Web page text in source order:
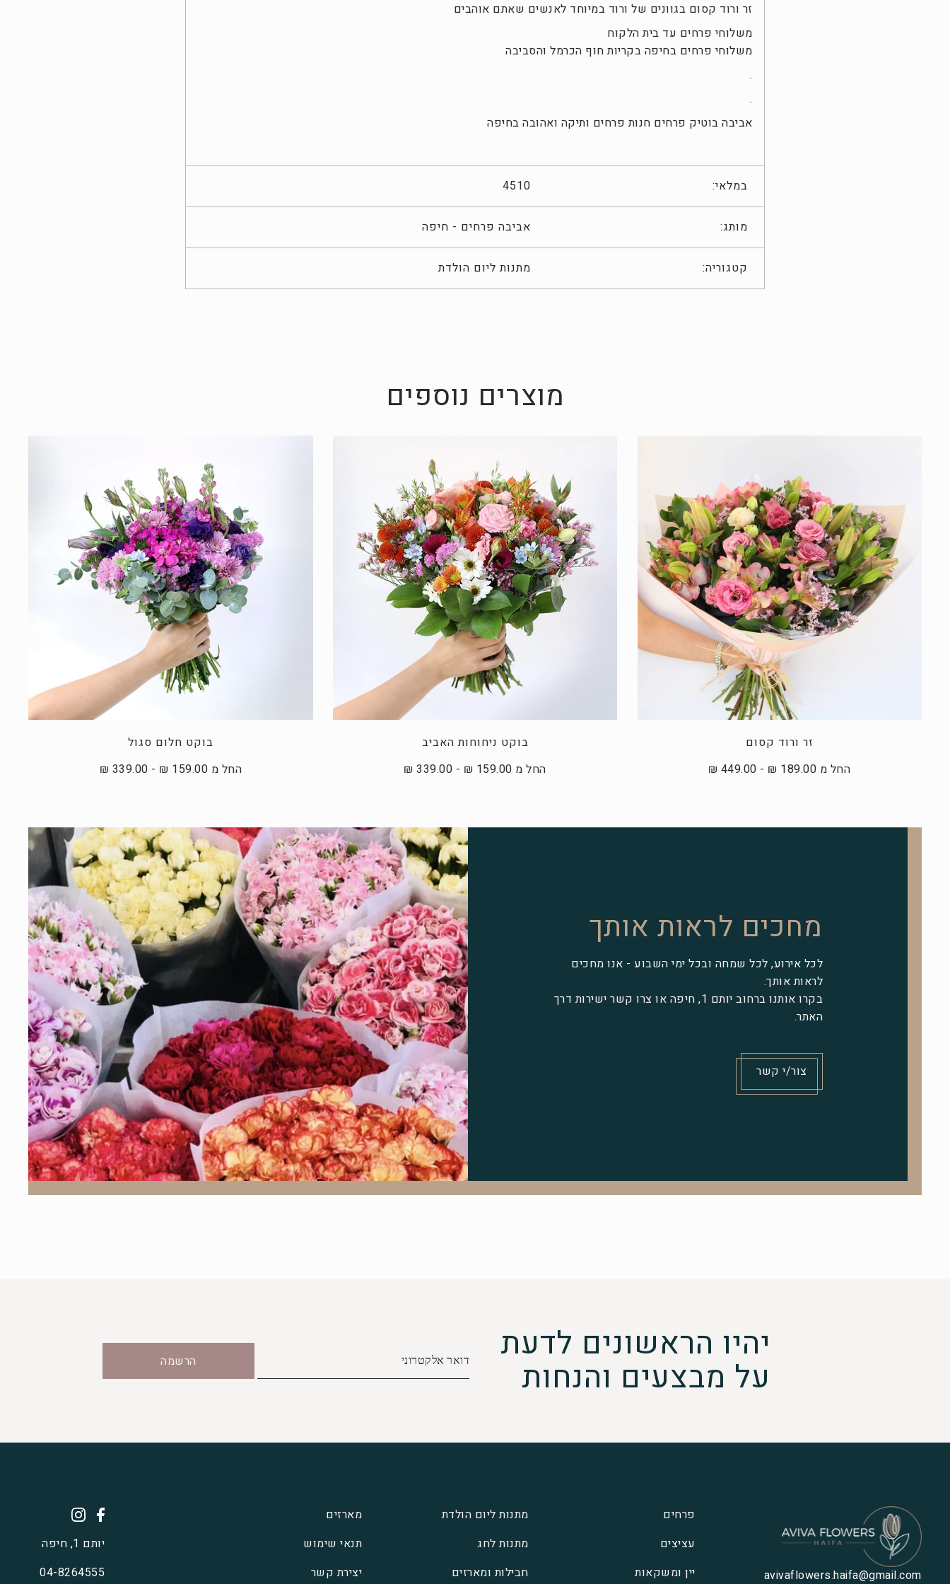
זר ורוד קסום בגוונים של ורוד במיוחד לאנשים שאתם אוהבים
משלוחי פרחים עד בית הלקוח
משלוחי פרחים בחיפה בקריות חוף הכרמל והסביבה
.
.
אביבה בוטיק פרחים חנות פרחים ותיקה ואהובה בחיפה
במלאי: 4510
מותג: אביבה פרחים - חיפה
קטגוריה: מתנות ליום הולדת
מוצרים נוספים
זר ורוד קסום
החל מ 189.00 ₪ - 449.00 ₪
בוקט ניחוחות האביב
החל מ 159.00 ₪ - 339.00 ₪
בוקט חלום סגול
החל מ 159.00 ₪ - 339.00 ₪
מחכים לראות אותך
לכל אירוע, לכל שמחה ובכל ימי השבוע - אנו מחכים
לראות אותך.
בקרו אותנו ברחוב יותם 1, חיפה או צרו קשר ישירות דרך
האתר.
צור/י קשר
יהיו הראשונים לדעת
על מבצעים והנחות הרשמה
avivaflowers.haifa@gmail.com
פרחים
עציצים
יין ומשקאות
מתנות ליום הולדת
מתנות לחג
חבילות ומארזים
מארזים
תנאי שימוש
יצירת קשר
יותם 1, חיפה
04-8264555